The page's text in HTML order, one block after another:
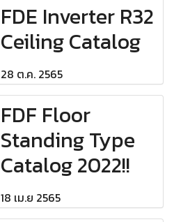
FDE Inverter R32
Ceiling Catalog
28 ต.ค. 2565
FDF Floor
Standing Type
Catalog 2022!!
18 เม.ย 2565